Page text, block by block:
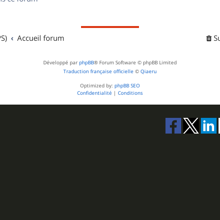
Accueil forum
Développé par phpBB® Forum Software © phpBB Limited
Traduction française officielle © Qiaeru
Optimized by: phpBB SEO
Confidentialité | Conditions